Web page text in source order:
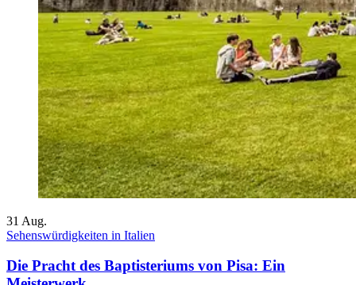
31 Aug.
Sehenswürdigkeiten in Italien
Die Pracht des Baptisteriums von Pisa: Ein